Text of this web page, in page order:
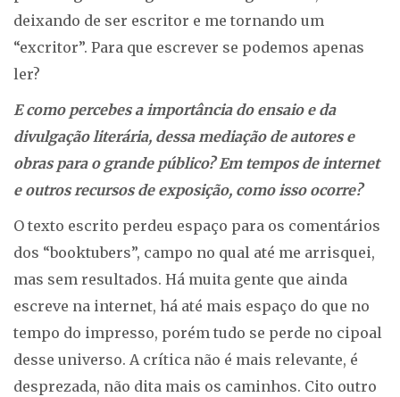
deixando de ser escritor e me tornando um
“excritor”. Para que escrever se podemos apenas
ler?
E como percebes a importância do ensaio e da
divulgação literária, dessa mediação de autores e
obras para o grande público? Em tempos de internet
e outros recursos de exposição, como isso ocorre?
O texto escrito perdeu espaço para os comentários
dos “booktubers”, campo no qual até me arrisquei,
mas sem resultados. Há muita gente que ainda
escreve na internet, há até mais espaço do que no
tempo do impresso, porém tudo se perde no cipoal
desse universo. A crítica não é mais relevante, é
desprezada, não dita mais os caminhos. Cito outro